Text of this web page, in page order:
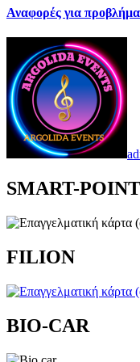
Αναφορές για
SMART-
FILION
BIO-CAR